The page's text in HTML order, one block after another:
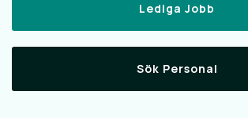
Lediga Jobb
Sök Personal